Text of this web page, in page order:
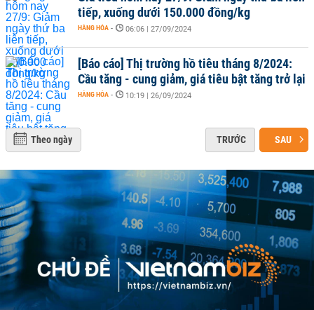
tiếp, xuống dưới 150.000 đồng/kg
HÀNG HÓA - 06:06 | 27/09/2024
[Báo cáo] Thị trường hồ tiêu tháng 8/2024:
Cầu tăng - cung giảm, giá tiêu bật tăng trở lại
HÀNG HÓA - 10:19 | 26/09/2024
Theo ngày TRƯỚC SAU